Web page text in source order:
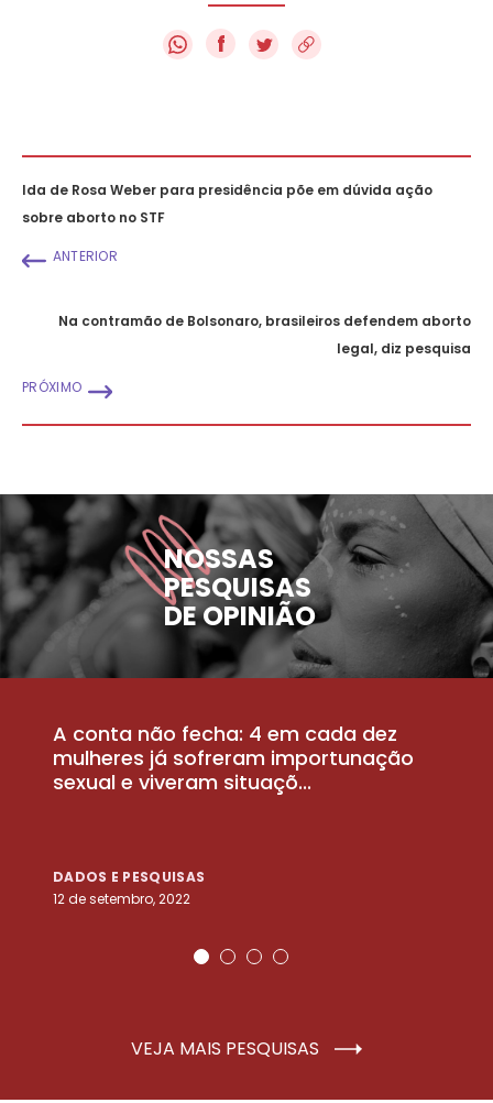
f
Ida de Rosa Weber para presidência põe em dúvida ação
sobre aborto no STF
ANTERIOR
Na contramão de Bolsonaro, brasileiros defendem aborto
legal, diz pesquisa
PRÓXIMO
NOSSAS
PESQUISAS
DE OPINIÃO
A conta não fecha: 4 em cada dez
mulheres já sofreram importunação
sexual e viveram situaçõ...
DADOS E PESQUISAS
12 de setembro, 2022
VEJA MAIS PESQUISAS